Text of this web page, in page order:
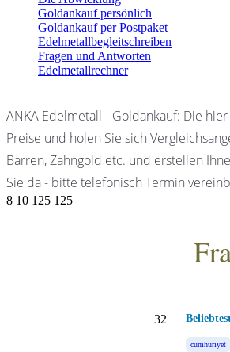
Goldankauf persönlich
Goldankauf per Postpaket
Edelmetallbegleitschreiben
Fragen und Antworten
Edelmetallrechner
ANKA Edelmetall - Goldankauf: Die
Preise und holen Sie sich
Barren, Zahngold etc. und erstellen
Sie da - bitte telefonisch Termin
8 10 125 125
cumhuriyet
32